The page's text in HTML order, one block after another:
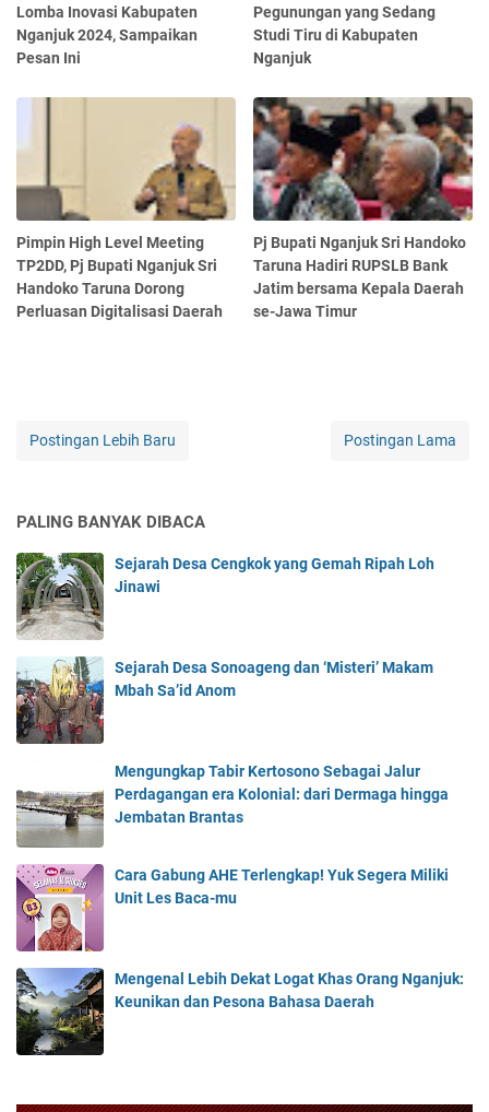
Lomba Inovasi Kabupaten
Nganjuk 2024, Sampaikan
Pesan Ini
Pegunungan yang Sedang
Studi Tiru di Kabupaten
Nganjuk
Pimpin High Level Meeting
TP2DD, Pj Bupati Nganjuk Sri
Handoko Taruna Dorong
Perluasan Digitalisasi Daerah
Pj Bupati Nganjuk Sri Handoko
Taruna Hadiri RUPSLB Bank
Jatim bersama Kepala Daerah
se-Jawa Timur
Postingan Lebih Baru Postingan Lama
PALING BANYAK DIBACA
Sejarah Desa Cengkok yang Gemah Ripah Loh
Jinawi
Sejarah Desa Sonoageng dan ‘Misteri’ Makam
Mbah Sa’id Anom
Mengungkap Tabir Kertosono Sebagai Jalur
Perdagangan era Kolonial: dari Dermaga hingga
Jembatan Brantas
Cara Gabung AHE Terlengkap! Yuk Segera Miliki
Unit Les Baca-mu
Mengenal Lebih Dekat Logat Khas Orang Nganjuk:
Keunikan dan Pesona Bahasa Daerah